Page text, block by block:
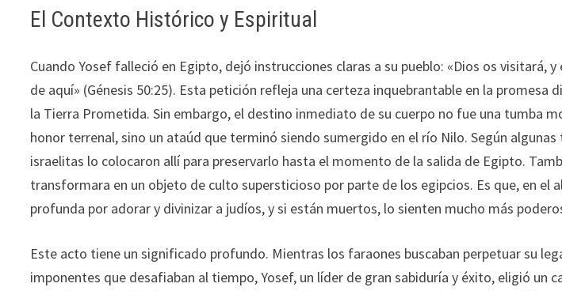
El Contexto Histórico y Espiritual
Cuando Yosef falleció en Egipto, dejó instrucciones claras a su pueblo: «Dios os visitará,
de aquí» (Génesis 50:25). Esta petición refleja una certeza inquebrantable en la promesa
la Tierra Prometida. Sin embargo, el destino inmediato de su cuerpo no fue una tumba
honor terrenal, sino un ataúd que terminó siendo sumergido en el río Nilo. Según
israelitas lo colocaron allí para preservarlo hasta el momento de la salida de Egipto.
transformara en un objeto de culto supersticioso por parte de los egipcios. Es que, en el
profunda por adorar y divinizar a judíos, y si están muertos, lo sienten mucho más
Este acto tiene un significado profundo. Mientras los faraones buscaban perpetuar su
imponentes que desafiaban al tiempo, Yosef, un líder de gran sabiduría y éxito, eligió un